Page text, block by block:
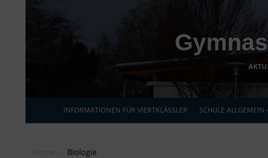
INFORMATIONEN FÜR VIERTKLÄSSLER SCHULE ALLGEMEIN
Biologie